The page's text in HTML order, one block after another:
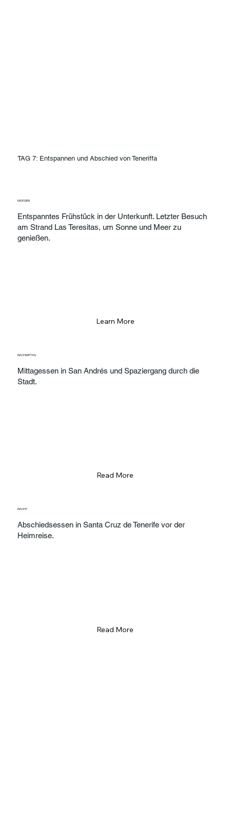
TAG 7: Entspannen und Abschied von Teneriffa
MORGEN
Entspanntes Frühstück in der Unterkunft. Letzter Besuch
am Strand Las Teresitas, um Sonne und Meer zu
genießen.
Learn More
NACHMITTAG
Mittagessen in San Andrés und Spaziergang durch die
Stadt.
Read More
NACHT
Abschiedsessen in Santa Cruz de Tenerife vor der
Heimreise.
Read More